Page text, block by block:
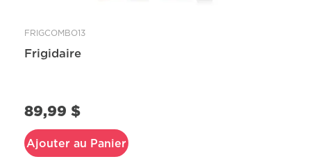
FRIGCOMBO13
Frigidaire
89,99 $
Ajouter au Panier